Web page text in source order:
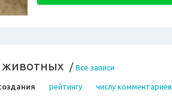
животных / Все записи
рейтингу числу комментариев